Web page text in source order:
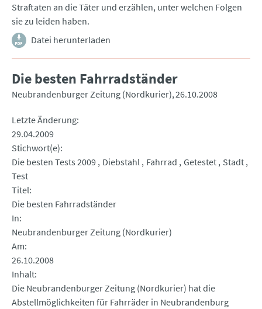
Straftaten an die Täter und erzählen, unter welchen Folgen
sie zu leiden haben.
Datei herunterladen
Die besten Fahrradständer
Neubrandenburger Zeitung (Nordkurier) 26.10.2008
Letzte Änderung
29.04.2009
Stichwort(e)
Die besten Tests 2009 Diebstahl Fahrrad Getestet Stadt
Test
Titel
Die besten Fahrradständer
In
Neubrandenburger Zeitung (Nordkurier)
Am
26.10.2008
Inhalt
Die Neubrandenburger Zeitung (Nordkurier) hat die
Abstellmöglichkeiten für Fahrräder in Neubrandenburg